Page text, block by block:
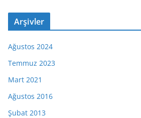
Arşivler
Ağustos 2024
Temmuz 2023
Mart 2021
Ağustos 2016
Şubat 2013